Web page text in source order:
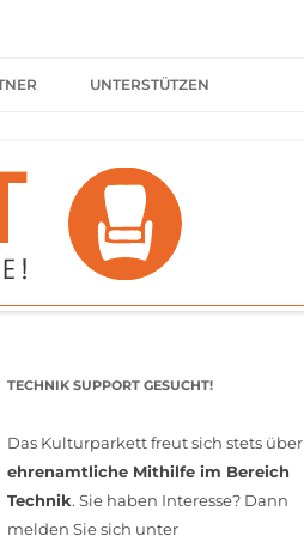
UNTERSTÜTZEN
SPENDEN
FÖRDERMITGLIED WERDEN
MITGLIEDSCHAFT
TECHNIK SUPPORT GESUCHT!
Das Kulturparkett freut sich stets über
ehrenamtliche Mithilfe im Bereich
Technik. Sie haben Interesse? Dann
melden Sie sich unter